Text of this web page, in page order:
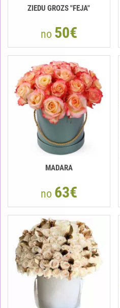
ZIEDU GROZS "FEJA"
no 50€
MADARA
no 63€